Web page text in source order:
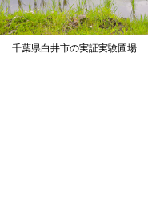
千葉県白井市の実証実験圃場